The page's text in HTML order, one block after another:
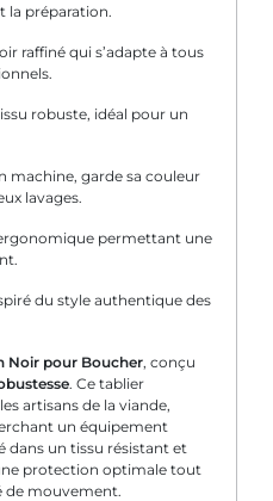
la préparation.
raffiné qui s’adapte à tous
robuste, idéal pour un
machine, garde sa couleur
lavages.
permettant une
du style authentique des
Noir pour Boucher, conçu
. Ce tablier
artisans de la viande,
un équipement
dans un tissu résistant et
protection optimale tout
de mouvement.